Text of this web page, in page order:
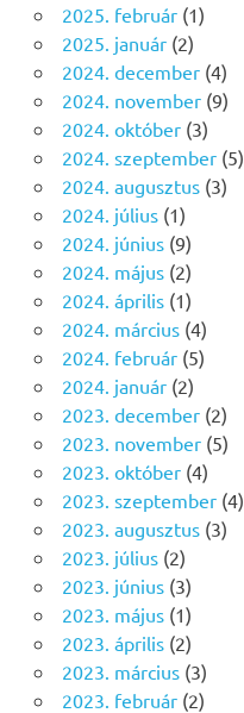
2025. február(1)
2025. január(2)
2024. december(4)
2024. november(9)
2024. október(3)
2024. szeptember(5)
2024. augusztus(3)
2024. július(1)
2024. június(9)
2024. május(2)
2024. április(1)
2024. március(4)
2024. február(5)
2024. január(2)
2023. december(2)
2023. november(5)
2023. október(4)
2023. szeptember(4)
2023. augusztus(3)
2023. július(2)
2023. június(3)
2023. május(1)
2023. április(2)
2023. március(3)
2023. február(2)